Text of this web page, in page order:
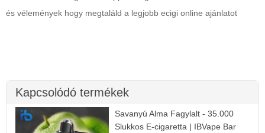
és vélemények hogy megtaláld a legjobb ecigi online ajánlatot
Kapcsolódó termékek
Savanyú Alma Fagylalt - 35.000
Slukkos E-cigaretta | IBVape Bar